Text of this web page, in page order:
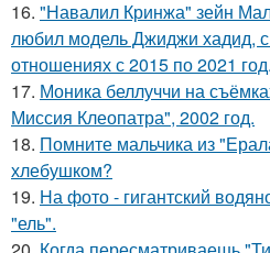
16. "Навалил Кринжа" зейн
любил модель Джиджи хадид,
отношениях с 2015 по 2021 год.
17. Моника беллуччи на
Миссия Клеопатра", 2002 год.
18. Помните мальчика из
хлебушком?
19. На фото - гигантский
"ель".